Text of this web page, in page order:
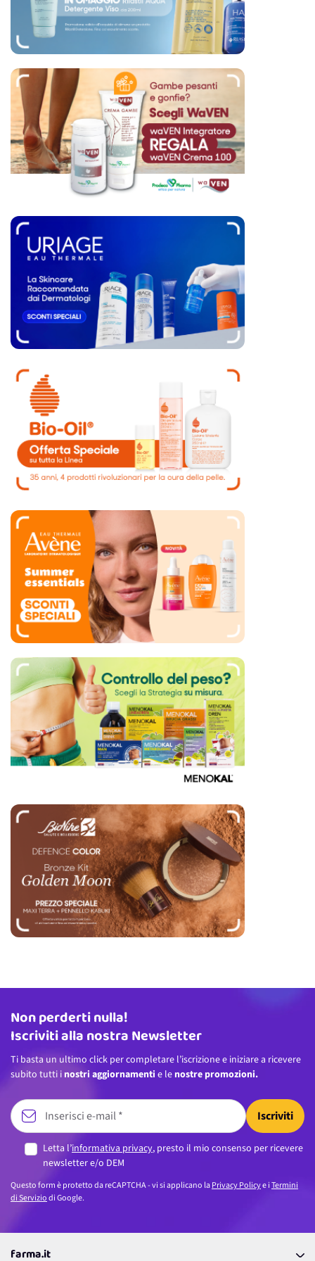
Indirizzo email
Non perderti nulla!
Iscriviti alla nostra Newsletter
Ti basta un ultimo click per completare l’iscrizione e iniziare a ricevere
subito tutti i nostri aggiornamenti e le nostre promozioni.
Iscriviti
Letta l’informativa privacy, presto il mio consenso per ricevere
newsletter e/o DEM
Questo form è protetto da reCAPTCHA - vi si applicano laPrivacy Policye iTermini
di Serviziodi Google.
farma.it